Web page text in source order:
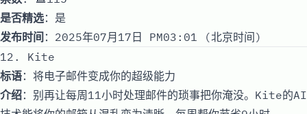
是否精选：是
发布时间 ：2025年07月17日 PM03:01 (北京时间)
12. Kite
标语：将电子邮件变成你的超级能力
介绍：别再让每周11小时处理邮件的琐事把你淹没。Kite的AI